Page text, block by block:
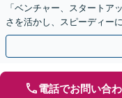
「ベンチャー、スタートア
さを活かし、スピーディー
報通信／卸売業／製造業／
電話でお問い合